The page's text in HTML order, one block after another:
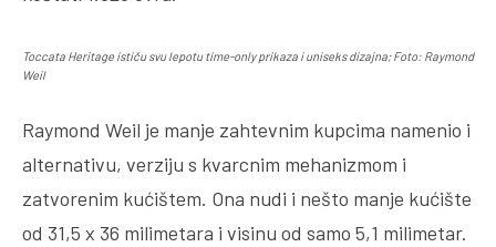
Toccata Heritage ističu svu lepotu time-only prikaza i uniseks dizajna; Foto: Raymond
Weil
Raymond Weil je manje zahtevnim kupcima namenio i
alternativu, verziju s kvarcnim mehanizmom i
zatvorenim kućištem. Ona nudi i nešto manje kućište
od 31,5 x 36 milimetara i visinu od samo 5,1 milimetar.